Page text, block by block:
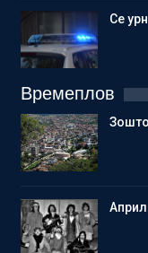
Се
Времеплов